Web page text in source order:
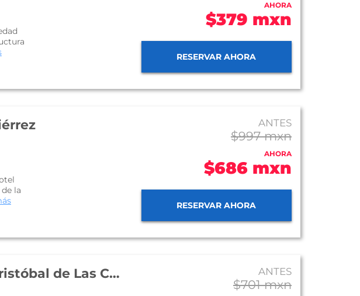
AHORA
$379 mxn
RESERVAR AHORA
la
ANTES
$997 mxn
AHORA
$686 mxn
RESERVAR AHORA
Hotel Misión Grand San Cristóbal de Las Casas ANTES
$701 mxn